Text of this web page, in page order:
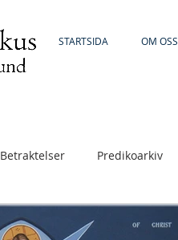
STARTSIDA OM OSS
Betraktelser Predikoarkiv